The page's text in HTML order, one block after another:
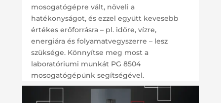
mosogatógépre vált, növeli a
hatékonyságot, és ezzel együtt kevesebb
értékes erőforrásra – pl. időre, vízre,
energiára és folyamatvegyszerre – lesz
szüksége. Könnyítse meg most a
laboratóriumi munkát PG 8504
mosogatógépünk segítségével.